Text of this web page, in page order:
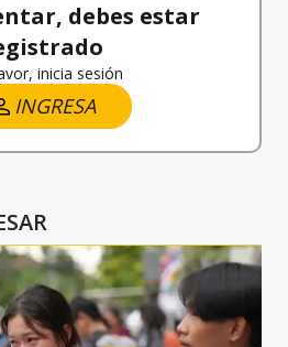
debes estar
inicia sesión
INGRESA